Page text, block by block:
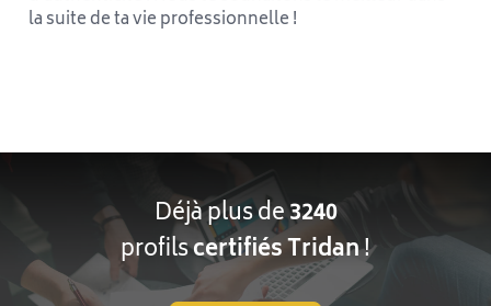
la suite de ta vie professionnelle !
Déjà plus de3240
profilscertifiés Tridan!